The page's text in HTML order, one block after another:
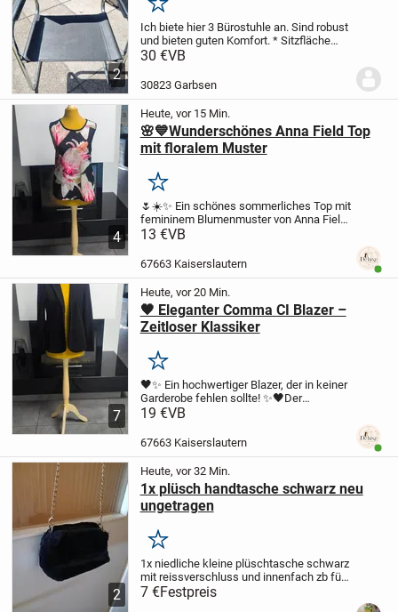
2
Merken
Ich biete hier 3 Bürostuhle an. Sind robust
und bieten guten Komfort. * Sitzfläche
aus schwarzem Lederimitat
und lässt sich gut in verschiede...
30 €VB
30823 Garbsen
4
Heute, vor 15 Min.
🌸💙Wunderschönes Anna Field Top
mit floralem Muster
Merken
🌷☀️✨ Ein schönes sommerliches Top mit
femininem Blumenmuster von Anna Field!
✨☀️🌷✨ Das elegante Blumenmuster in
dunkelblauem Hintergrund macht dieses
13 €VB
67663 Kaiserslautern
7
Heute, vor 20 Min.
🖤 Eleganter Comma CI Blazer –
Zeitloser Klassiker
Merken
🖤✨ Ein hochwertiger Blazer, der in keiner
Garderobe fehlen sollte! ✨🖤Der
klassische Schnitt und die zeitlose
einem vielseitigen Begleiter für Büro,
19 €VB
67663 Kaiserslautern
2
Heute, vor 32 Min.
1x plüsch handtasche schwarz neu
ungetragen
Merken
1x niedliche kleine plüschtasche schwarz
mit reissverschluss und innenfach zb für
Handy usw1x vergoldete Kette an der
schwarzen Tasche
7 €Festpreis